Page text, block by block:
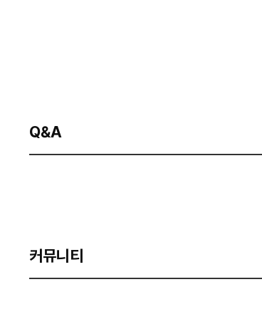
Q&A
커뮤니티